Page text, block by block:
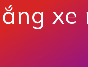
xe